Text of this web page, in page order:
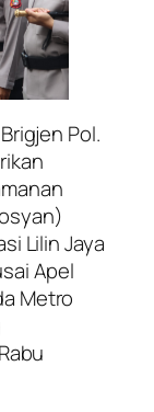
Pol.
Lilin Jaya
Apel
Metro